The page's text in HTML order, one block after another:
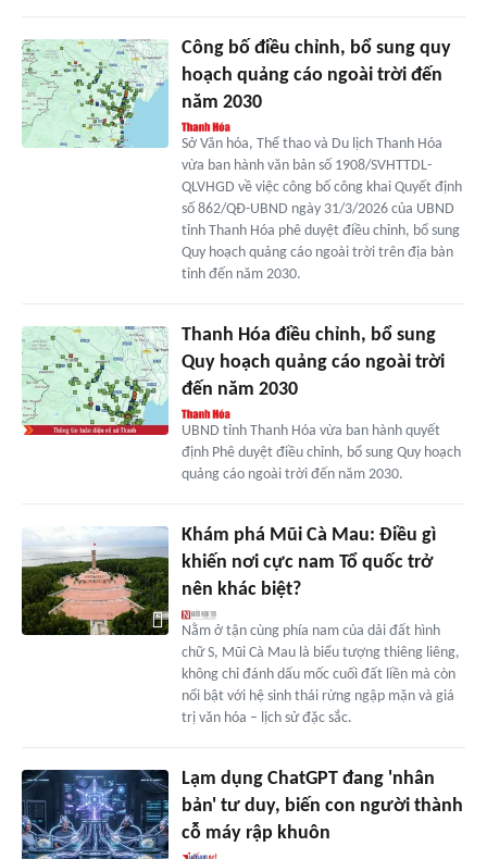
Công bố điều chỉnh, bổ sung quy
hoạch quảng cáo ngoài trời đến
năm 2030
Sở Văn hóa, Thể thao và Du lịch Thanh Hóa
vừa ban hành văn bản số 1908/SVHTTDL-
QLVHGD về việc công bố công khai Quyết định
số 862/QĐ-UBND ngày 31/3/2026 của UBND
tỉnh Thanh Hóa phê duyệt điều chỉnh, bổ sung
Quy hoạch quảng cáo ngoài trời trên địa bàn
tỉnh đến năm 2030.
Thanh Hóa điều chỉnh, bổ sung
Quy hoạch quảng cáo ngoài trời
đến năm 2030
UBND tỉnh Thanh Hóa vừa ban hành quyết
định Phê duyệt điều chỉnh, bổ sung Quy hoạch
quảng cáo ngoài trời đến năm 2030.
Khám phá Mũi Cà Mau: Điều gì
khiến nơi cực nam Tổ quốc trở
nên khác biệt?
Nằm ở tận cùng phía nam của dải đất hình
chữ S, Mũi Cà Mau là biểu tượng thiêng liêng,
không chỉ đánh dấu mốc cuối đất liền mà còn
nổi bật với hệ sinh thái rừng ngập mặn và giá
trị văn hóa – lịch sử đặc sắc.
Lạm dụng ChatGPT đang 'nhân
bản' tư duy, biến con người thành
cỗ máy rập khuôn